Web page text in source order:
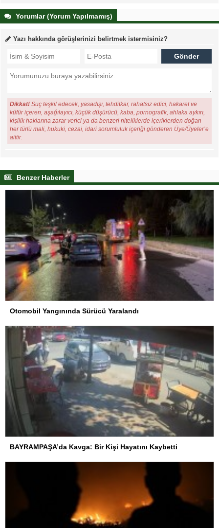
Yorumlar (Yorum Yapılmamış)
Yazı hakkında görüşlerinizi belirtmek istermisiniz?
Dikkat! Suç teşkil edecek, yasadışı, tehditkar, rahatsız edici, hakaret ve
küfür içeren, aşağılayıcı, küçük düşürücü, kaba, pornografik, ahlaka aykırı,
kişilik haklarına zarar verici ya da benzeri niteliklerde içeriklerden doğan
her türlü mali, hukuki, cezai, idari sorumluluk içeriği gönderen Üye/Üyeler’e
aittir.
Benzer Haberler
Otomobil Yangınında Sürücü Yaralandı
BAYRAMPAŞA’da Kavga: Bir Kişi Hayatını Kaybetti